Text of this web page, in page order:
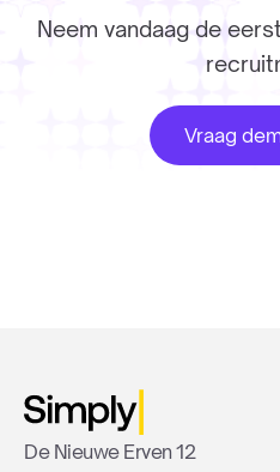
Neem vandaag de
Vraag
De Nieuwe Erven 12